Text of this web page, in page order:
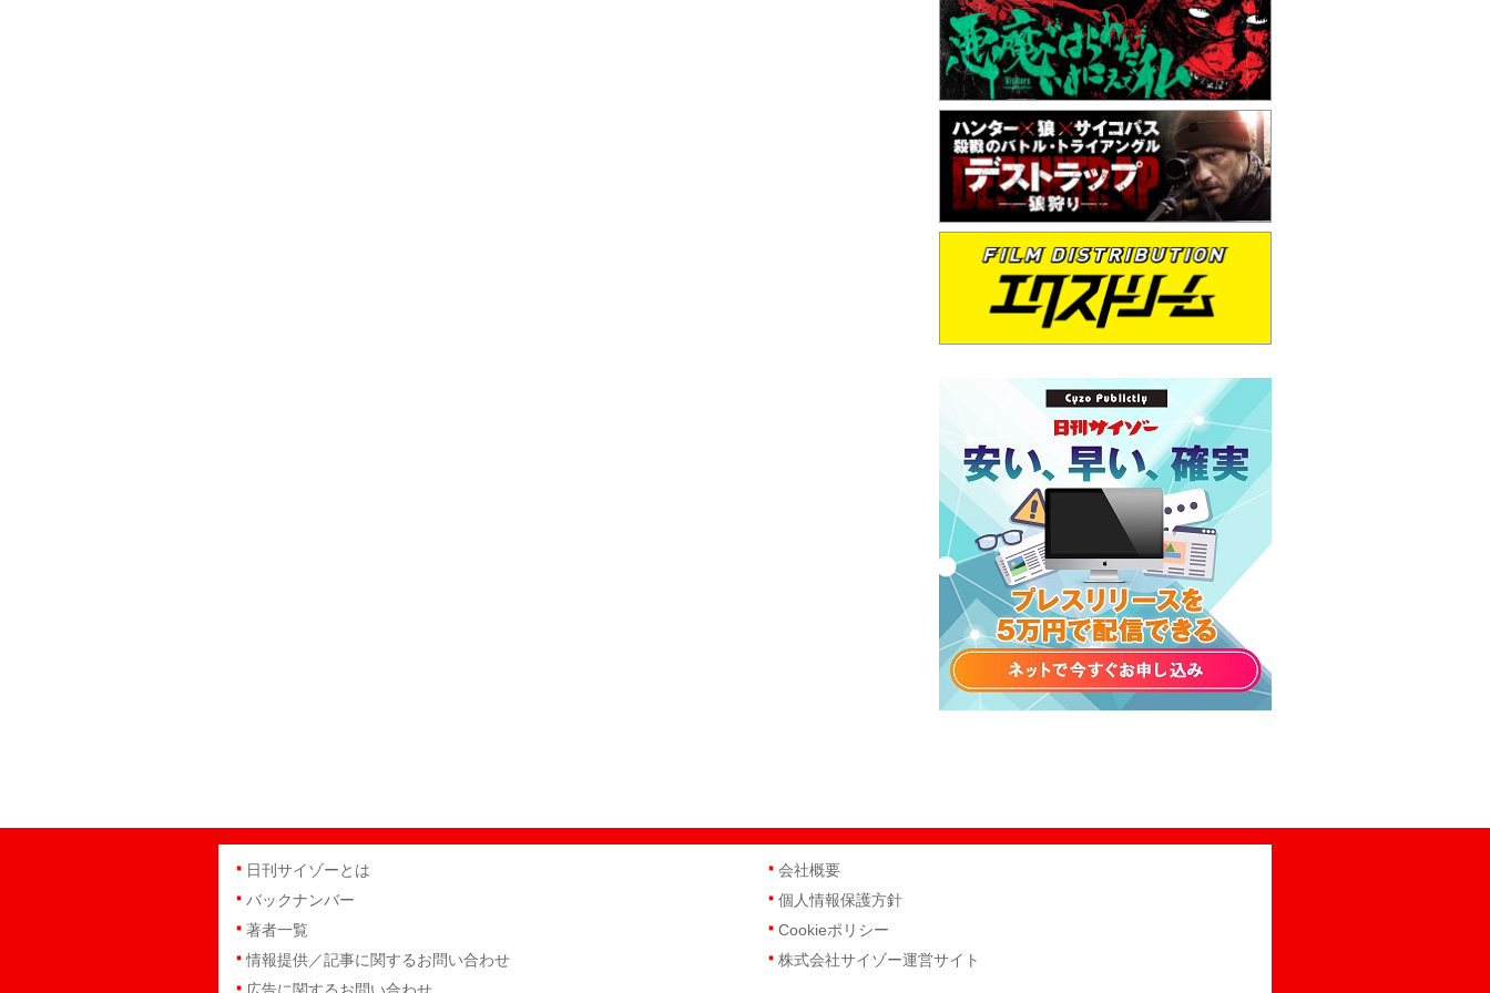
日刊サイゾーとは
バックナンバー
著者一覧
情報提供／記事に関するお問い合わせ
会社概要
個人情報保護方針
Cookieポリシー
株式会社サイゾー運営サイト